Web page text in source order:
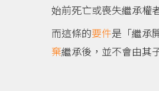
始前死亡或喪失繼承權
而這條的要件是「繼承
棄繼承後，並不會由其